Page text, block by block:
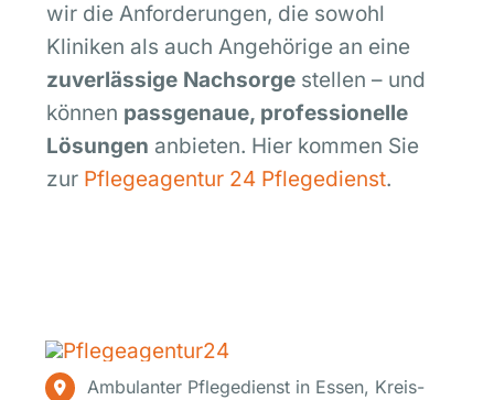
wir die Anforderungen, die sowohl
Kliniken als auch Angehörige an eine
zuverlässige Nachsorgestellen – und
können passgenaue, professionelle
Lösungen anbieten. Hier kommen Sie
zur Pflegeagentur 24 Pflegedienst.
Ambulanter Pflegedienst in Essen, Kreis-